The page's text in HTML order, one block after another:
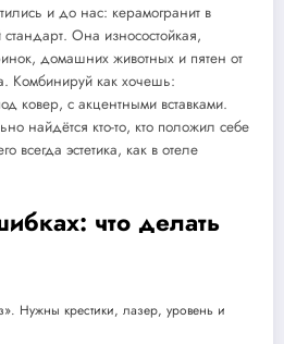
и до нас: керамогранит в
Она износостойкая,
домашних животных и пятен от
Комбинируй как хочешь:
ковер, с акцентными вставками.
найдётся кто-то, кто положил себе
всегда эстетика, как в отеле
что делать
Нужны крестики, лазер, уровень и